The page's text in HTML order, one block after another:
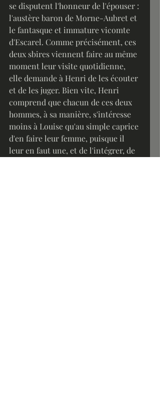
se disputent l'honneur de l'épouser :
l'austère baron de Morne-Aubret et
le fantasque et immature vicomte
d'Escarel. Comme précisément, ces
deux sbires viennent faire au même
moment leur visite quotidienne,
elle demande à Henri de les écouter
et de les juger. Bien vite, Henri
comprend que chacun de ces deux
hommes, à sa manière, s'intéresse
moins à Louise qu'au simple caprice
d'en faire leur femme, puisque il
leur en faut une, et de l'intégrer, de